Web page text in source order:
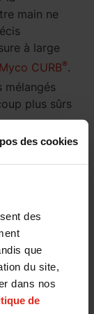
des cookies
des
que
du site,
dans nos
de
main ne
à large
Myco CURB®.
mélangés
plus sûrs
de Feed
et le
un seul
une
mais
plus,